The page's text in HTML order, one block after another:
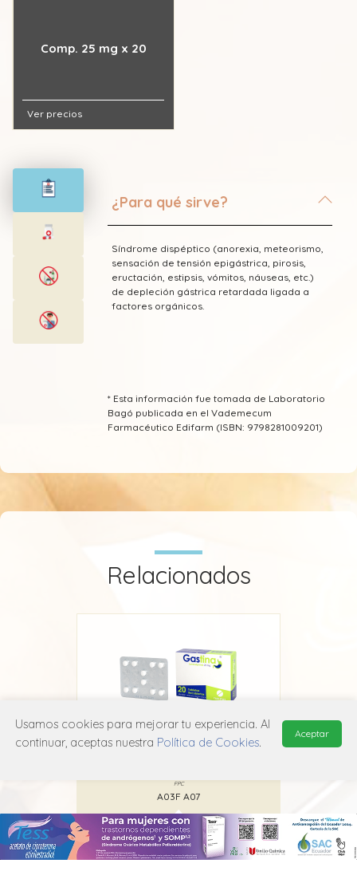
Comp. 25 mg x 20
Ver precios
¿Para qué sirve?
Síndrome dispéptico (anorexia, meteorismo,
sensación de tensión epigástrica, pirosis,
eructación, estipsis, vómitos, náuseas, etc.)
de depleción gástrica retardada ligada a
factores orgánicos.
* Esta información fue tomada de Laboratorio
Bagó publicada en el Vademecum
Farmacéutico Edifarm (ISBN: 9798281009201)
Relacionados
FPC
A03F A07
Usamos cookies para mejorar tu experiencia. Al
continuar, aceptas nuestra Política de Cookies.
Aceptar